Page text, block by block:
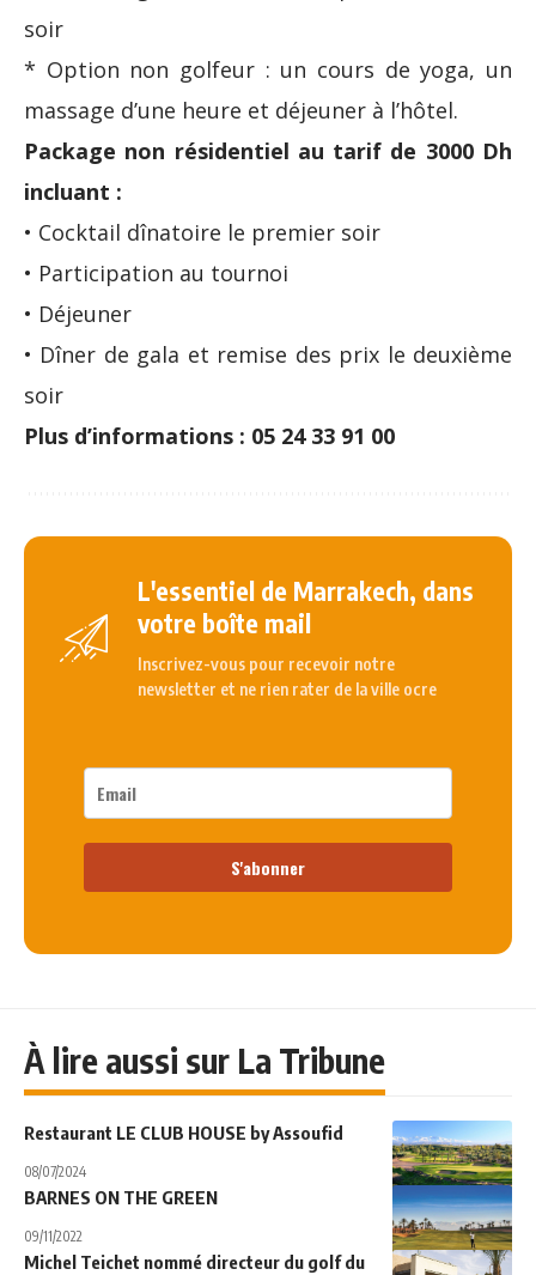
soir
* Option non golfeur : un cours de yoga, un
massage d’une heure et déjeuner à l’hôtel.
Package non résidentiel au tarif de 3000 Dh
incluant :
• Cocktail dînatoire le premier soir
• Participation au tournoi
• Déjeuner
• Dîner de gala et remise des prix le deuxième
soir
Plus d’informations : 05 24 33 91 00
L'essentiel de Marrakech, dans
votre boîte mail
Inscrivez-vous pour recevoir notre
newsletter et ne rien rater de la ville ocre
S'abonner
À lire aussi sur La Tribune
Restaurant LE CLUB HOUSE by Assoufid
08/07/2024
BARNES ON THE GREEN
09/11/2022
Michel Teichet nommé directeur du golf du